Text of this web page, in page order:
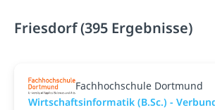
Friesdorf (395 Ergebnisse)
Fachhochschule Dortmund
Wirtschaftsinformatik (B.Sc.) -